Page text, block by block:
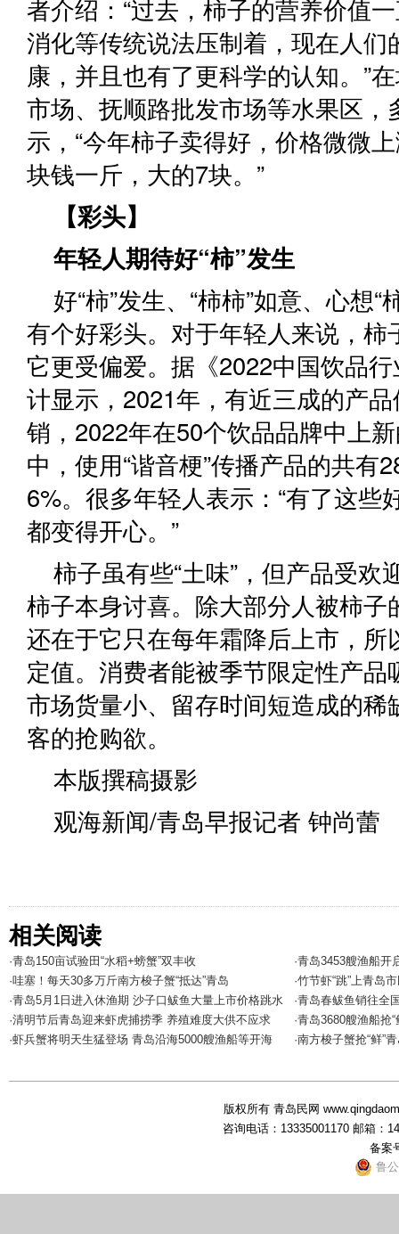
者介绍：“过去，柿子的营养价值
消化等传统说法压制着，现在人们
康，并且也有了更科学的认知。”
市场、抚顺路批发市场等水果区，
示，“今年柿子卖得好，价格微微
块钱一斤，大的7块。”
【彩头】
年轻人期待好“柿”发生
好“柿”发生、“柿柿”如意、心想
有个好彩头。对于年轻人来说，柿
它更受偏爱。据《2022中国饮品
计显示，2021年，有近三成的产品
销，2022年在50个饮品品牌中上
中，使用“谐音梗”传播产品的共有
6%。很多年轻人表示：“有了这些
都变得开心。”
柿子虽有些“土味”，但产品受欢
柿子本身讨喜。除大部分人被柿子
还在于它只在每年霜降后上市，所
定值。消费者能被季节限定性产品
市场货量小、留存时间短造成的稀
客的抢购欲。
本版撰稿摄影
观海新闻/青岛早报记者 钟尚蕾
相关阅读
·青岛150亩试验田“水稻+螃蟹”双丰收
·青岛3453艘渔船开
·哇塞！每天30多万斤南方梭子蟹“抵达”青岛
·竹节虾“跳”上青岛
·青岛5月1日进入休渔期 沙子口鲅鱼大量上市价格跳水
·青岛春鲅鱼销往全
·清明节后青岛迎来虾虎捕捞季 养殖难度大供不应求
·青岛3680艘渔船抢“
·虾兵蟹将明天生猛登场 青岛沿海5000艘渔船等开海
·南方梭子蟹抢“鲜”
版权所有 青岛民网
咨询电话：13335001170 邮箱：
备案
鲁